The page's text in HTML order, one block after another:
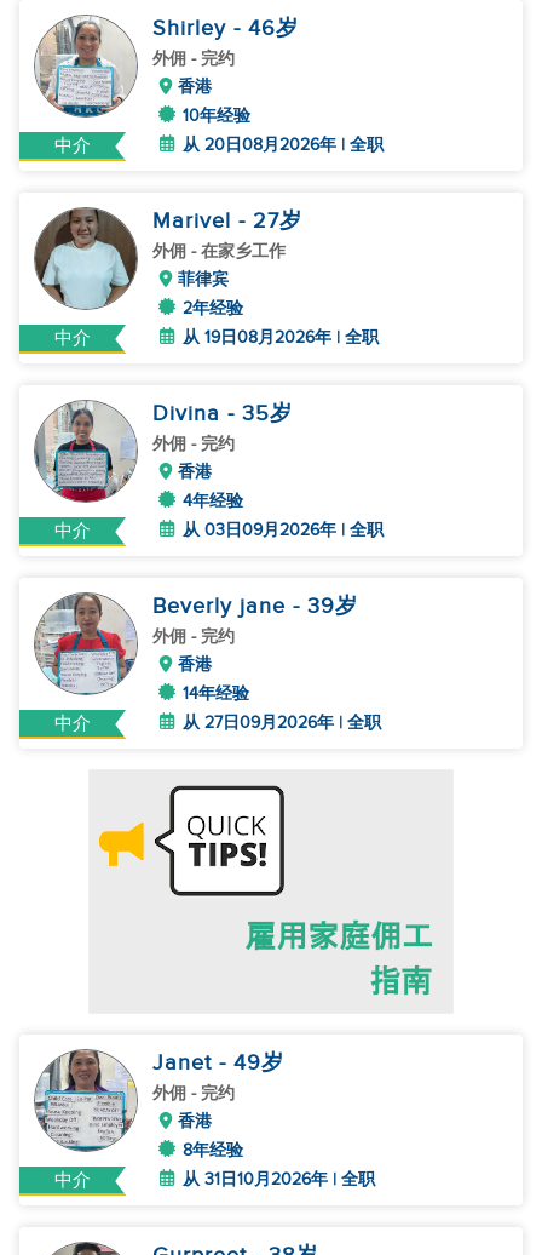
中介
Shirley - 46岁
外佣 - 完约
香港
10年经验
从 20日08月2026年 | 全职
中介
Marivel - 27岁
外佣 - 在家乡工作
菲律宾
2年经验
从 19日08月2026年 | 全职
中介
Divina - 35岁
外佣 - 完约
香港
4年经验
从 03日09月2026年 | 全职
中介
Beverly jane - 39岁
外佣 - 完约
香港
14年经验
从 27日09月2026年 | 全职
中介
Janet - 49岁
外佣 - 完约
香港
8年经验
从 31日10月2026年 | 全职